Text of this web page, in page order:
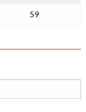
59